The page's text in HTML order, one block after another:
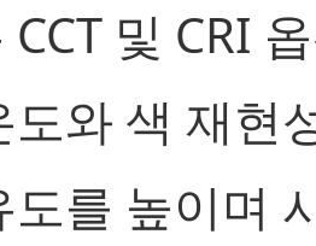
및 CRI
도와 색 재현
도를 높이며